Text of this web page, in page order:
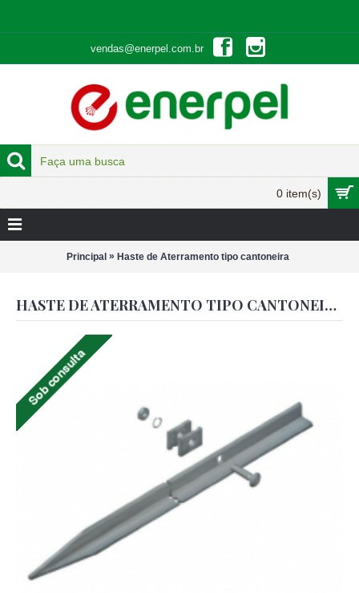
vendas@enerpel.com.br
0 item(s)
Principal » Haste de Aterramento tipo cantoneira
HASTE DE ATERRAMENTO TIPO CANTONEIRA